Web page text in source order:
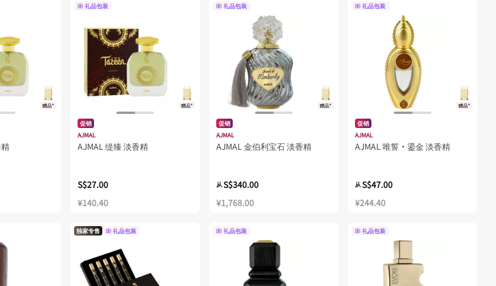
赠品*
礼品包装
赠品*
促销
AJMAL
AJMAL 缇臻 淡香精
S$27.00
¥140.40
礼品包装
赠品*
促销
AJMAL
AJMAL 金伯利宝石 淡香精
从S$340.00
¥1,768.00
礼品包装
赠品*
促销
AJMAL
AJMAL 唯誓·鎏金 淡香精
从S$47.00
¥244.40
独家专售 礼品包装 礼品包装 礼品包装